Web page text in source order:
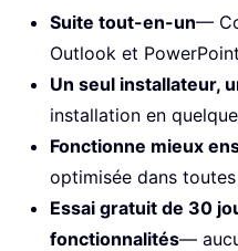
Suite tout-en-un—
Outlook et
Un seul installateur,
installation en
Fonctionne mieux
optimisée dans
Essai gratuit de 30
fonctionnalités—